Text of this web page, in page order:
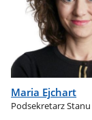
Maria Ejchart
Podsekretarz Stanu